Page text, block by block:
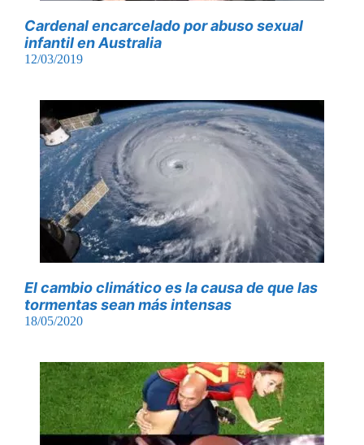
Cardenal encarcelado por abuso sexual
infantil en Australia
12/03/2019
El cambio climático es la causa de que las
tormentas sean más intensas
18/05/2020